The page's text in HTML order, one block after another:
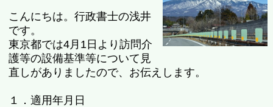
こんにちは。行政書士の浅井
です。
東京都では4月1日より訪問介
護等の設備基準等について見
直しがありましたので、お伝えします。
１．適用年月日